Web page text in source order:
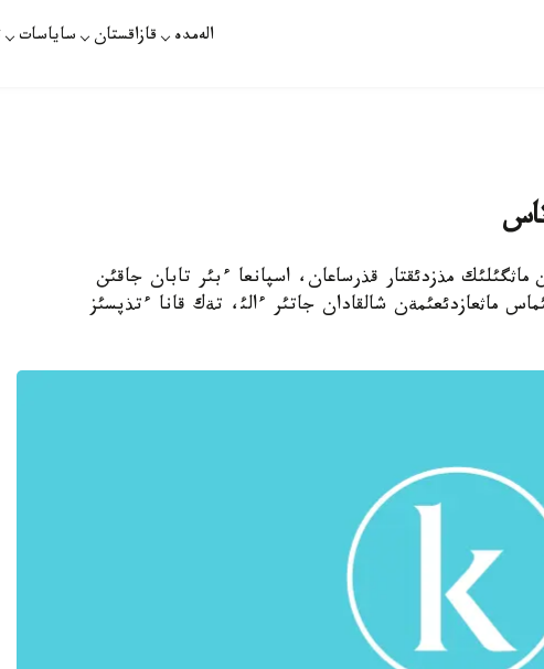
الەمدە قازاقستان ساياسات
ماثگئلئك مذزدئقتار قذرساعان، اسپانعا ءبئر تابان جاقئن
ماثعازدئعئمةن شالقادان جاتئر ءالئ، تةك قانا ءتذپسئز